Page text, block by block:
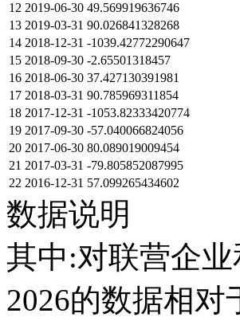
12 2019-06-30 49.569919636746
13 2019-03-31 90.026841328268
14 2018-12-31 -1039.42772290647
15 2018-09-30 -2.65501318457
16 2018-06-30 37.427130391981
17 2018-03-31 90.785969311854
18 2017-12-31 -1053.82333420774
19 2017-09-30 -57.040066824056
20 2017-06-30 80.089019009454
21 2017-03-31 -79.805852087995
22 2016-12-31 57.099265434602
数据说明
其中:对联营企
2026的数据相对